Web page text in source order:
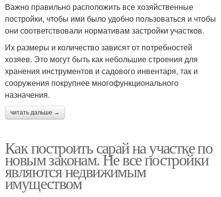
Важно правильно расположить все хозяйственные
постройки, чтобы ими было удобно пользоваться и чтобы
они соответствовали нормативам застройки участков.
Их размеры и количество зависят от потребностей
хозяев. Это могут быть как небольшие строения для
хранения инструментов и садового инвентаря, так и
сооружения покрупнее многофункционального
назначения.
читать дальше →
Как построить сарай на участке по
новым законам. Не все постройки
являются недвижимым
имуществом